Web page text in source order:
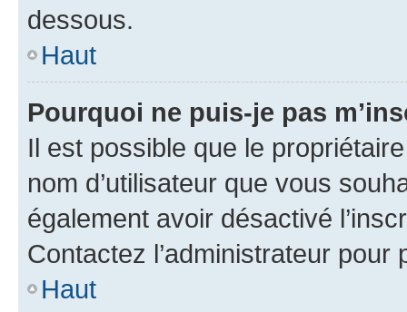
dessous.
Haut
Pourquoi ne puis-je pas
Il est possible que le
nom d’utilisateur que vous
également avoir désactivé
Contactez l’administrateur
Haut